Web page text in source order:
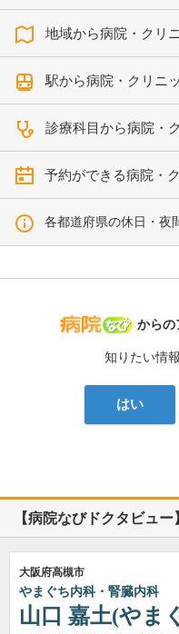
地域から病院・クリ
駅から病院・クリニ
診療科目から病院・
予約ができる病院・
各都道府県の休日・夜
病院な
からの
知りたい情
はい
【病院なびドクタビュ
大阪府高槻市
やまぐち内科・腎臓内科
山口 嘉土(やま